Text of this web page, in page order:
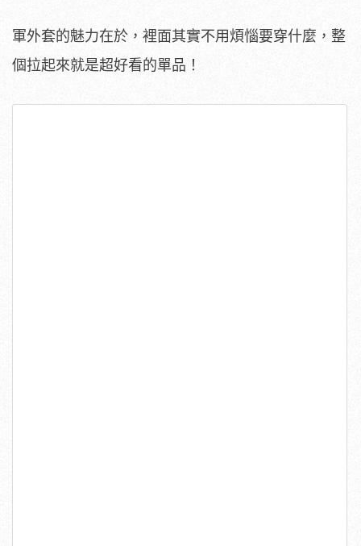
軍外套的魅力在於，裡面其實不用煩惱要穿什麼，整
個拉起來就是超好看的單品！